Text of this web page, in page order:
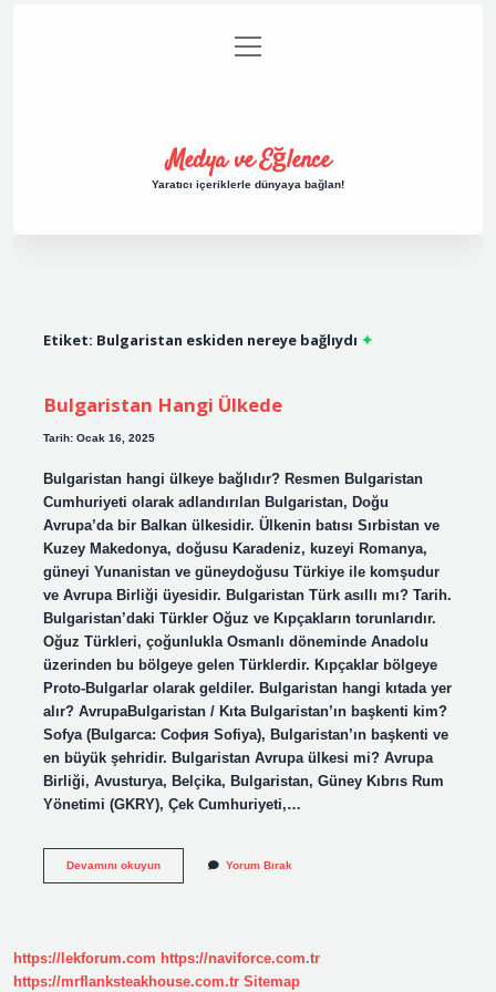
Gizlilik Politikası
menüyü
aç
Medya ve Eğlence
Yaratıcı içeriklerle dünyaya bağlan!
Etiket: Bulgaristan eskiden nereye bağlıydı
Bulgaristan Hangi Ülkede
Tarih: Ocak 16, 2025
Bulgaristan hangi ülkeye bağlıdır? Resmen Bulgaristan
Cumhuriyeti olarak adlandırılan Bulgaristan, Doğu
Avrupa’da bir Balkan ülkesidir. Ülkenin batısı Sırbistan ve
Kuzey Makedonya, doğusu Karadeniz, kuzeyi Romanya,
güneyi Yunanistan ve güneydoğusu Türkiye ile komşudur
ve Avrupa Birliği üyesidir. Bulgaristan Türk asıllı mı? Tarih.
Bulgaristan’daki Türkler Oğuz ve Kıpçakların torunlarıdır.
Oğuz Türkleri, çoğunlukla Osmanlı döneminde Anadolu
üzerinden bu bölgeye gelen Türklerdir. Kıpçaklar bölgeye
Proto-Bulgarlar olarak geldiler. Bulgaristan hangi kıtada yer
alır? AvrupaBulgaristan / Kıta Bulgaristan’ın başkenti kim?
Sofya (Bulgarca: София Sofiya), Bulgaristan’ın başkenti ve
en büyük şehridir. Bulgaristan Avrupa ülkesi mi? Avrupa
Birliği, Avusturya, Belçika, Bulgaristan, Güney Kıbrıs Rum
Yönetimi (GKRY), Çek Cumhuriyeti,…
Devamını okuyunBulgaristan Yorum Bırak
https://lekforum.com https://naviforce.com.tr
https://mrflanksteakhouse.com.tr Sitemap